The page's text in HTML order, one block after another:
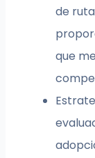
de
que